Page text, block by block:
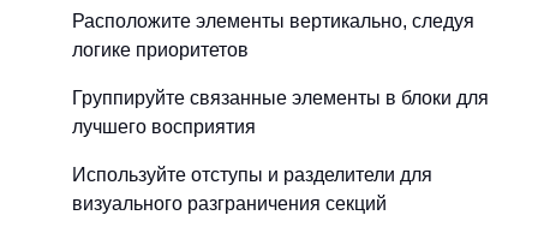
Расположите элементы вертикально, следуя
логике приоритетов
Группируйте связанные элементы в блоки для
лучшего восприятия
Используйте отступы и разделители для
визуального разграничения секций